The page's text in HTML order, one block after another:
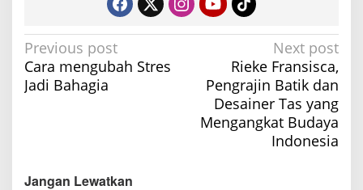
P
o
s
Previous post
Cara mengubah Stres
Jadi Bahagia
Next post
Rieke Fransisca,
Pengrajin Batik dan
Desainer Tas yang
Mengangkat Budaya
Indonesia
Jangan Lewatkan